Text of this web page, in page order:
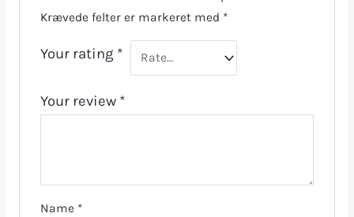
Krævede felter er markeret med *
Your rating *
Your review *
Name *